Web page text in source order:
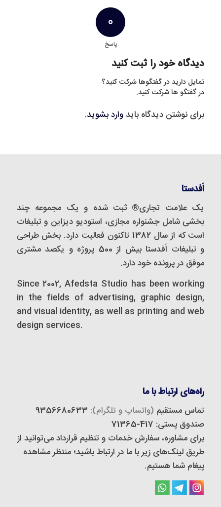
0
پاسخ
دیدگاه خود را ثبت کنید
تمایل دارید در گفتگوها شرکت کنید؟
در گفتگو ها شرکت کنید.
برای نوشتن دیدگاه بایدوارد بشوید.
اَفدستا
یک علامت تجاری® ثبت شده و یک مجموعه‌ چند
بخشی شامل جشنواره مجازی، استودیو دیزاین و تبلیغات
است که از سال 1382 تاکنون فعالیت دارد. بخش طراحی
و تبلیغات اَفدستا بیش از 500 پروژه و یکصد مشتری
موفق در پرونده خود دارد.
Since 2002, Afedsta Studio has been working
in the fields of advertising, graphic design,
and visual identity, as well as printing and web
design services.
راه‌های ارتباط با ما
تماس مستقیم (واتساپ و تلگرام):
صندوق پستی: 417-71365
برای مشاوره، سفارش خدمات و تنظیم قرارداد می‌توانید از
طریق لینک‌های زیر با ما در ارتباط باشید؛ منتظر مشاهده
پیغام شما هستیم.